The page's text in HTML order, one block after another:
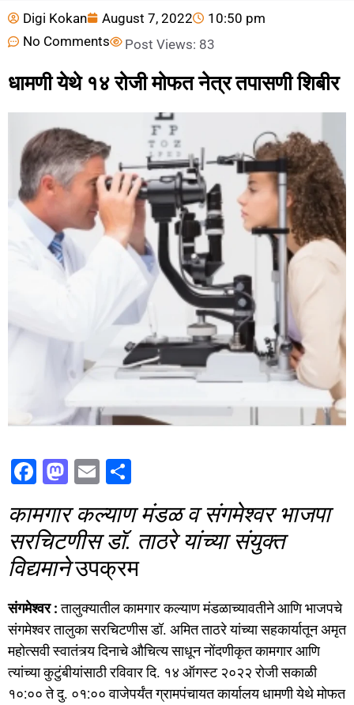
Digi Kokan August 7, 2022
10:50 pm
No Comments
Post Views: 83
धामणी येथे १४ रोजी मोफत नेत्र तपासणी शिबीर
F
c
e
b
o
o
k
M
st
o
d
o
n
E
ai
l
ar
e
कामगार कल्याण मंडळ व संगमेश्वर भाजपा
सरचिटणीस डॉ. ताठरे यांच्या संयुक्त
विद्यमानेउपक्रम
संगमेश्वर :तालुक्यातील कामगार कल्याण मंडळाच्यावतीने आणि भाजपचे
संगमेश्वर तालुका सरचिटणीस डॉ. अमित ताठरे यांच्या सहकार्यातून अमृत
महोत्सवी स्वातंत्र्य दिनाचे औचित्य साधून नोंदणीकृत कामगार आणि
त्यांच्या कुटुंबीयांसाठी रविवार दि. १४ ऑगस्ट २०२२ रोजी सकाळी
१०:०० ते दु. ०१:०० वाजेपर्यंत ग्रामपंचायत कार्यालय धामणी येथे मोफत